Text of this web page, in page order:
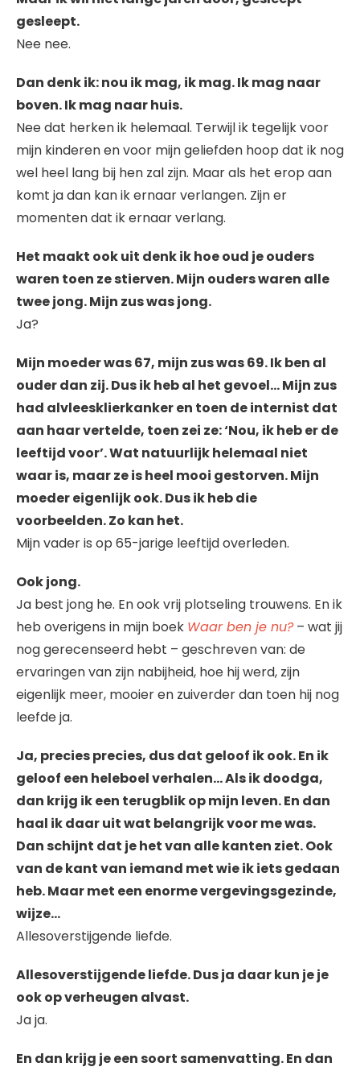
gesleept.
Nee nee.
Dan denk ik: nou ik mag, ik mag. Ik mag naar
boven. Ik mag naar huis.
Nee dat herken ik helemaal. Terwijl ik tegelijk voor
mijn kinderen en voor mijn geliefden hoop dat ik nog
wel heel lang bij hen zal zijn. Maar als het erop aan
komt ja dan kan ik ernaar verlangen. Zijn er
momenten dat ik ernaar verlang.
Het maakt ook uit denk ik hoe oud je ouders
waren toen ze stierven. Mijn ouders waren alle
twee jong. Mijn zus was jong.
Ja?
Mijn moeder was 67, mijn zus was 69. Ik ben al
ouder dan zij. Dus ik heb al het gevoel… Mijn zus
had alvleesklierkanker en toen de internist dat
aan haar vertelde, toen zei ze: ‘Nou, ik heb er de
leeftijd voor’. Wat natuurlijk helemaal niet
waar is, maar ze is heel mooi gestorven. Mijn
moeder eigenlijk ook. Dus ik heb die
voorbeelden. Zo kan het.
Mijn vader is op 65-jarige leeftijd overleden.
Ook jong.
Ja best jong he. En ook vrij plotseling trouwens. En ik
heb overigens in mijn boek Waar ben je nu?– wat jij
nog gerecenseerd hebt – geschreven van: de
ervaringen van zijn nabijheid, hoe hij werd, zijn
eigenlijk meer, mooier en zuiverder dan toen hij nog
leefde ja.
Ja, precies precies, dus dat geloof ik ook. En ik
geloof een heleboel verhalen… Als ik doodga,
dan krijg ik een terugblik op mijn leven. En dan
haal ik daar uit wat belangrijk voor me was.
Dan schijnt dat je het van alle kanten ziet. Ook
van de kant van iemand met wie ik iets gedaan
heb. Maar met een enorme vergevingsgezinde,
wijze…
Allesoverstijgende liefde.
Allesoverstijgende liefde. Dus ja daar kun je je
ook op verheugen alvast.
Ja ja.
En dan krijg je een soort samenvatting. En dan